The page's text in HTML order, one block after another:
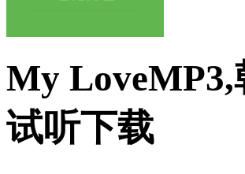
My
试听下载